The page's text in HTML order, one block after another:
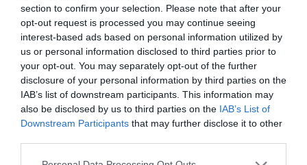
section to confirm your selection. Please note that after your
opt-out request is processed you may continue seeing
interest-based ads based on personal information utilized by
us or personal information disclosed to third parties prior to
your opt-out. You may separately opt-out of the further
disclosure of your personal information by third parties on the
IAB’s list of downstream participants. This information may
also be disclosed by us to third parties on the IAB’s List of
Downstream Participants that may further disclose it to other
incubades per ells. Segons Ortega, aquest
esdeveniment els permet "acompanyar les
startups en un espai que, potser, no es podrien
permetre, on poden accedir a una connexió molt
ràpida ambpartnersde l'ecosistema i inversors, i
a nosaltres ens permet aprofundir en el procés en
el qual les startups surten d'una incubadora i es